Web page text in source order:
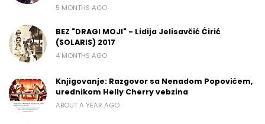
5 MONTHS AGO
BEZ "DRAGI MOJI" - Lidija Jelisavčić Ćirić
(SOLARIS) 2017
4 MONTHS AGO
Knjigovanje: Razgovor sa Nenadom Popovićem,
urednikom Helly Cherry vebzina
ABOUT A YEAR AGO